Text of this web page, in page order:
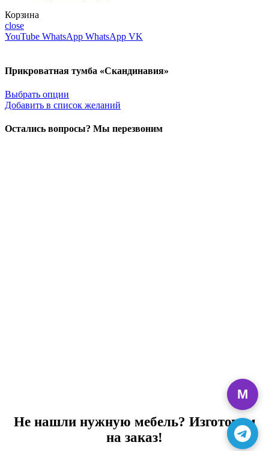
Корзина
close
YouTube WhatsApp WhatsApp VK
Прикроватная тумба «Скандинавия»
Выбрать опции
Добавить в список желаний
Остались вопросы? Мы перезвоним
Не нашли нужную мебель? Изготовим
на заказ!
M